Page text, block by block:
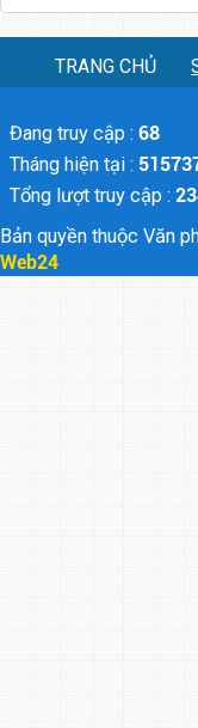
TRANG CHỦ
Đang truy cập : 68
Tháng hiện tại :
Tổng lượt truy cập :
Bản quyền thuộc Văn
Web24